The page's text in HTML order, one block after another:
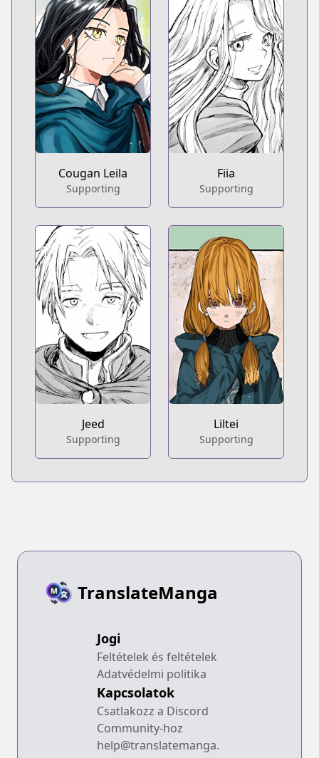
Cougan Leila
Supporting
Fiia
Supporting
Jeed
Supporting
Liltei
Supporting
TranslateManga
Jogi
Feltételek és feltételek
Adatvédelmi politika
Kapcsolatok
Csatlakozz a Discord
Community-hoz
help@translatemanga.